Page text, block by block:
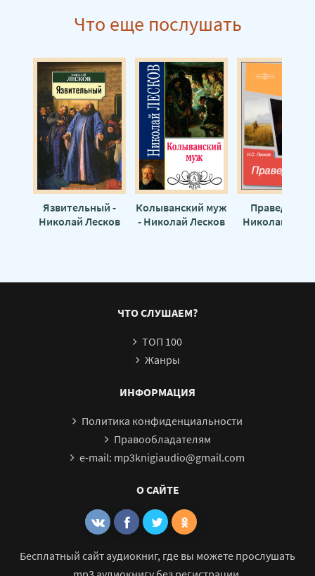
Что еще послушать
Язвительный -
Николай Лесков
Колыванский муж
- Николай Лесков
Праведники
Николай
ЧТО СЛУШАЕМ?
ТОП 100
Жанры
ИНФОРМАЦИЯ
Политика конфиденциальности
Правообладателям
e-mail: mp3knigiaudio@gmail.com
О САЙТЕ
Бесплатный сайт аудиокниг, где вы можете прослушать